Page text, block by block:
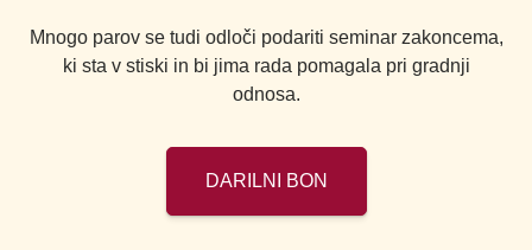
Mnogo parov se tudi odloči podariti seminar zakoncema,
ki sta v stiski in bi jima rada pomagala pri gradnji
odnosa.
DARILNI BON